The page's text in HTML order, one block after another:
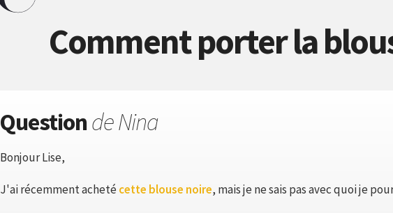
Comment porter la
Questionde Nina
Bonjour Lise,
J'ai récemment acheté cette blouse noire, mais je ne sais pas avec quoi je